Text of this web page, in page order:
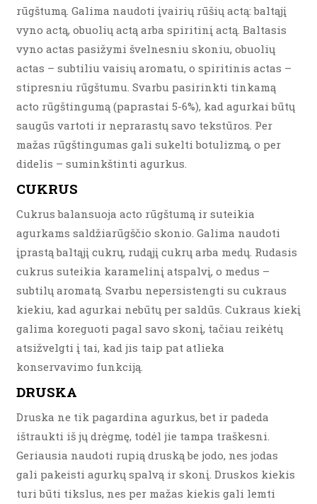
rūgštumą. Galima naudoti įvairių rūšių actą: baltąjį
vyno actą, obuolių actą arba spiritinį actą. Baltasis
vyno actas pasižymi švelnesniu skoniu, obuolių
actas – subtiliu vaisių aromatu, o spiritinis actas –
stipresniu rūgštumu. Svarbu pasirinkti tinkamą
acto rūgštingumą (paprastai 5-6%), kad agurkai būtų
saugūs vartoti ir neprarastų savo tekstūros. Per
mažas rūgštingumas gali sukelti botulizmą, o per
didelis – suminkštinti agurkus.
CUKRUS
Cukrus balansuoja acto rūgštumą ir suteikia
agurkams saldžiarūgščio skonio. Galima naudoti
įprastą baltąjį cukrų, rudąjį cukrų arba medų. Rudasis
cukrus suteikia karamelinį atspalvį, o medus –
subtilų aromatą. Svarbu nepersistengti su cukraus
kiekiu, kad agurkai nebūtų per saldūs. Cukraus kiekį
galima koreguoti pagal savo skonį, tačiau reikėtų
atsižvelgti į tai, kad jis taip pat atlieka
konservavimo funkciją.
DRUSKA
Druska ne tik pagardina agurkus, bet ir padeda
ištraukti iš jų drėgmę, todėl jie tampa traškesni.
Geriausia naudoti rupią druską be jodo, nes jodas
gali pakeisti agurkų spalvą ir skonį. Druskos kiekis
turi būti tikslus, nes per mažas kiekis gali lemti